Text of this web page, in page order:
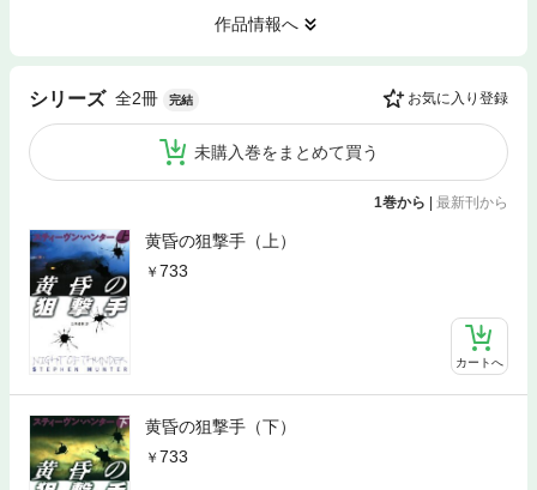
作品情報へ
シリーズ 全2冊 完結 お気に入り登録
未購入巻をまとめて買う
1巻から 最新刊から
黄昏の狙撃手（上）
733
カートへ
黄昏の狙撃手（下）
733